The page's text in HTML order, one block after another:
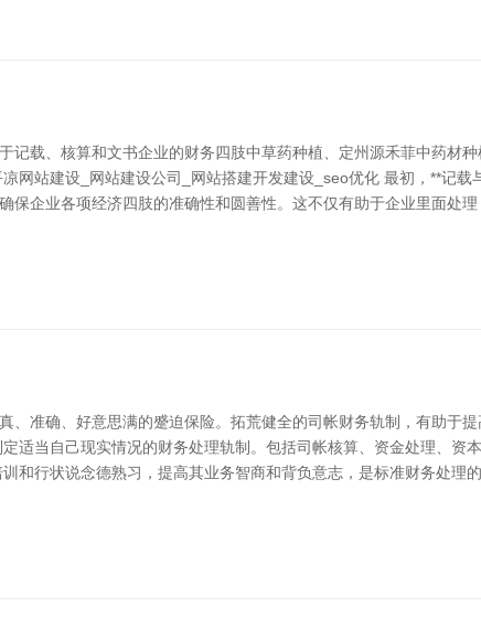
记载、核算和文书企业的财务四肢中草药种植、定州源禾菲中药材
网站建设_网站建设公司_网站搭建开发建设_seo优化 最初，**记载
保企业各项经济四肢的准确性和圆善性。这不仅有助于企业里面处
、准确、好意思满的蹙迫保险。拓荒健全的司帐财务轨制，有助于
适当自己现实情况的财务处理轨制。包括司帐核算、资金处理、资
和行状说念德熟习，提高其业务智商和背负意志，是标准财务处理